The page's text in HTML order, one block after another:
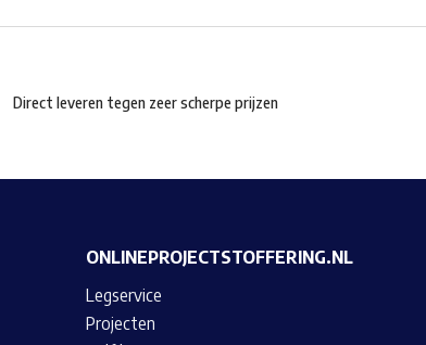
Direct leveren tegen zeer scherpe prijzen
ONLINEPROJECTSTOFFERING.NL
Legservice
Projecten